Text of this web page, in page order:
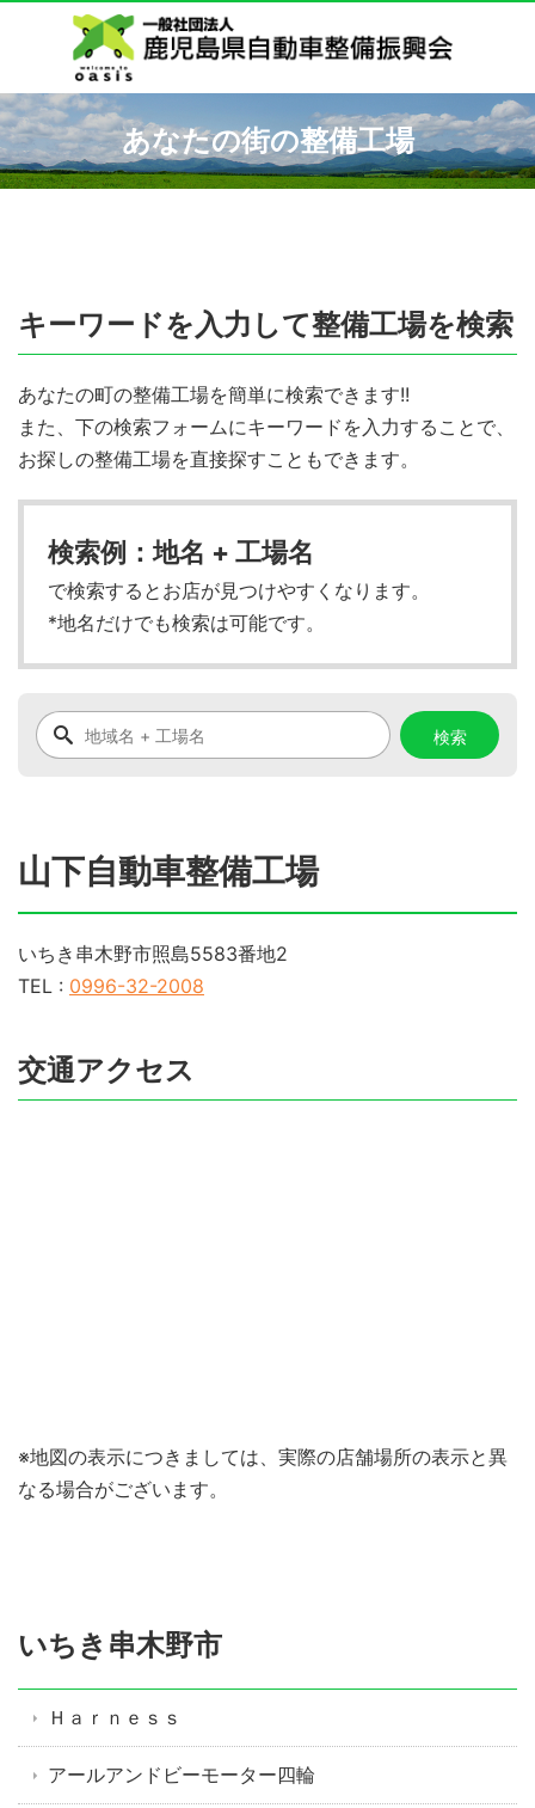
あなたの街の整備工場
キーワードを入力して整備工場を検索
あなたの町の整備工場を簡単に検索できます!!
また、下の検索フォームにキーワードを入力することで、
お探しの整備工場を直接探すこともできます。
検索例：地名 + 工場名
で検索するとお店が見つけやすくなります。
*地名だけでも検索は可能です。
山下自動車整備工場
いちき串木野市照島5583番地2
TEL : 0996-32-2008
交通アクセス
※地図の表示につきましては、実際の店舗場所の表示と異
なる場合がございます。
いちき串木野市
Ｈａｒｎｅｓｓ
アールアンドビーモーター四輪